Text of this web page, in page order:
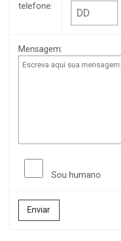
telefone:
Mensagem:
Sou humano
Enviar